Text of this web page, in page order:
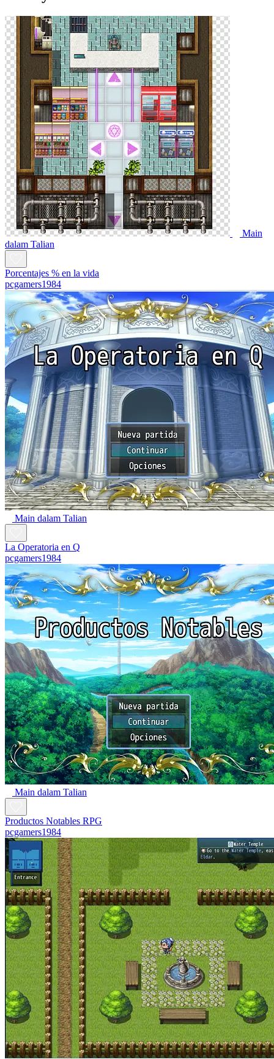
Main
dalam Talian
Porcentajes % en la vida
pcgamers1984
Main dalam Talian
La Operatoria en Q
pcgamers1984
Main dalam Talian
Productos Notables RPG
pcgamers1984